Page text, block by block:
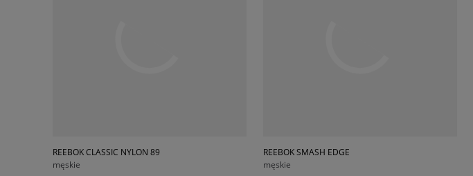
REEBOK CLASSIC NYLON 89
męskie
REEBOK SMASH EDGE
męskie